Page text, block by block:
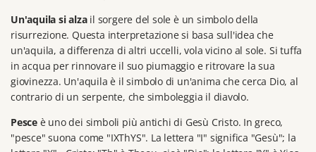
Un'aquila si alzail sorgere del sole è un simbolo della
risurrezione. Questa interpretazione si basa sull'idea che
un'aquila, a differenza di altri uccelli, vola vicino al sole. Si tuffa
in acqua per rinnovare il suo piumaggio e ritrovare la sua
giovinezza. Un'aquila è il simbolo di un'anima che cerca Dio, al
contrario di un serpente, che simboleggia il diavolo.
Pesceè uno dei simboli più antichi di Gesù Cristo. In greco,
"pesce" suona come "IXThYS". La lettera "I" significa "Gesù"; la